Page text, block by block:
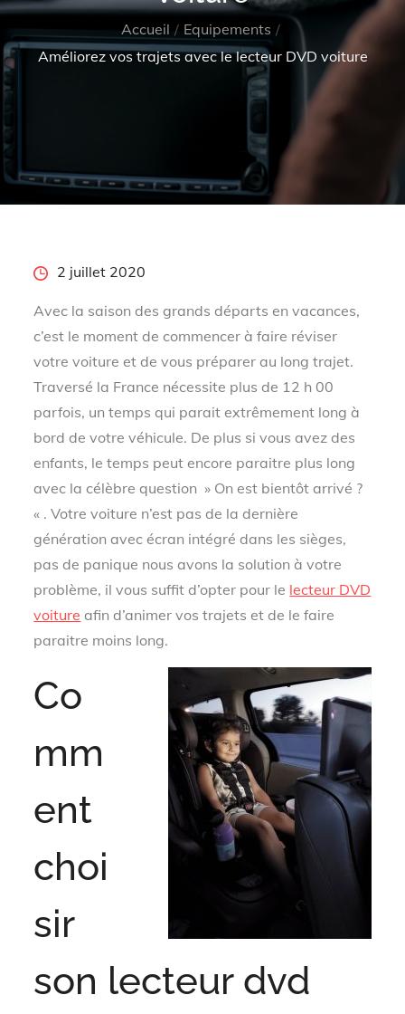
Accueil
Equipements
Améliorez vos trajets avec le lecteur DVD voiture
Posted2 juillet 2020
Avec la saison des grands départs en vacances,
c’est le moment de commencer à faire réviser
votre voiture et de vous préparer au long trajet.
Traversé la France nécessite plus de 12 h 00
parfois, un temps qui parait extrêmement long à
bord de votre véhicule. De plus si vous avez des
enfants, le temps peut encore paraitre plus long
avec la célèbre question » On est bientôt arrivé ?
« . Votre voiture n’est pas de la dernière
génération avec écran intégré dans les sièges,
pas de panique nous avons la solution à votre
problème, il vous suffit d’opter pour le lecteur DVD
voiture afin d’animer vos trajets et de le faire
paraitre moins long.
Co
mm
ent
choi
sir
son lecteur dvd